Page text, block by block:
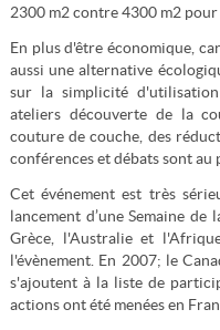
2300 m2 contre 4300 m2 pour
En plus d'être économique,
aussi une alternative
sur la simplicité
ateliers découverte de la
couture de couche, des
conférences et débats sont au
Cet événement est très
lancement d’une Semaine
Grèce, l'Australie et
l'évènement. En 2007; le
s'ajoutent à la liste de
actions ont été menées en